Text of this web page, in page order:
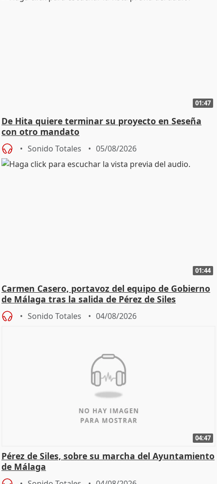
01:47
De Hita quiere terminar su proyecto en Seseña
con otro mandato
Sonido Totales 05/08/2026
01:44
Carmen Casero, portavoz del equipo de Gobierno
de Málaga tras la salida de Pérez de Siles
Sonido Totales 04/08/2026
04:47
Pérez de Siles, sobre su marcha del Ayuntamiento
de Málaga